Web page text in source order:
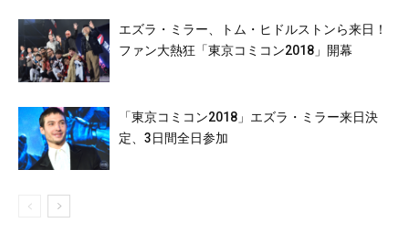
エズラ・ミラー、トム・ヒドルストンら来日！
ファン大熱狂「東京コミコン2018」開幕
「東京コミコン2018」エズラ・ミラー来日決
定、3日間全日参加